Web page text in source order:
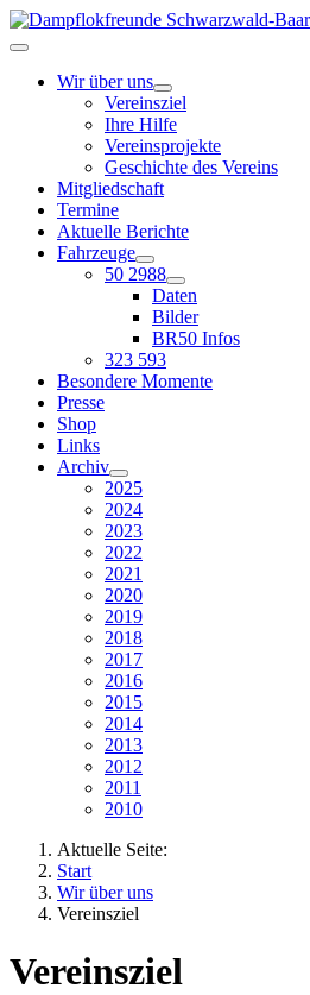
Wir über uns
Vereinsziel
Ihre Hilfe
Vereinsprojekte
Geschichte des Vereins
Mitgliedschaft
Termine
Aktuelle Berichte
Fahrzeuge
50 2988
Daten
Bilder
BR50 Infos
323 593
Besondere Momente
Presse
Shop
Links
Archiv
2025
2024
2023
2022
2021
2020
2019
2018
2017
2016
2015
2014
2013
2012
2011
2010
Aktuelle Seite:
Start
Wir über uns
Vereinsziel
Vereinsziel